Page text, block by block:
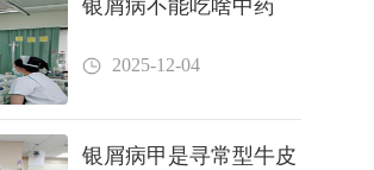
银屑病不能吃啥中药
2025-12-04
银屑病甲是寻常型牛皮